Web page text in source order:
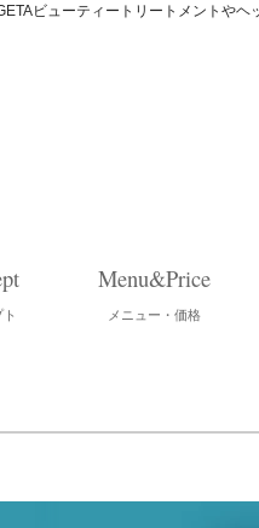
ビューティートリートメントやヘ
Menu&Price
メニュー・価格